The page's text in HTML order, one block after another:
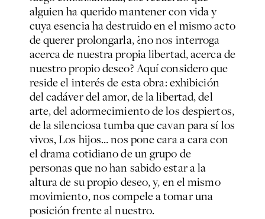
alguien ha querido mantener con vida y
cuya esencia ha destruido en el mismo acto
de querer prolongarla, ¿no nos interroga
acerca de nuestra propia libertad, acerca de
nuestro propio deseo? Aquí considero que
reside el interés de esta obra: exhibición
del cadáver del amor, de la libertad, del
arte, del adormecimiento de los despiertos,
de la silenciosa tumba que cavan para sí los
vivos, Los hijos… nos pone cara a cara con
el drama cotidiano de un grupo de
personas que no han sabido estar a la
altura de su propio deseo, y, en el mismo
movimiento, nos compele a tomar una
posición frente al nuestro.